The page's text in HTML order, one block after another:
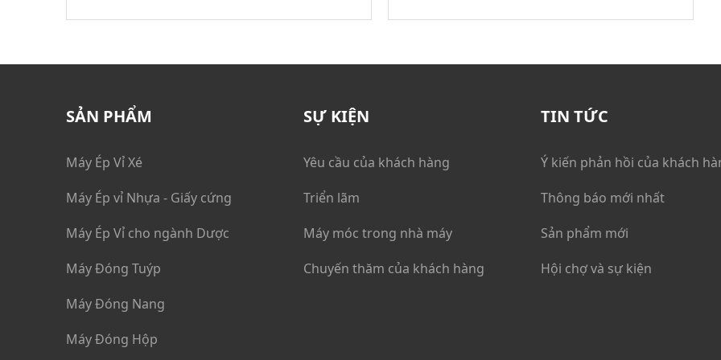
SẢN PHẨM
Máy Ép Vỉ Xé
Máy Ép vỉ Nhựa - Giấy cứng
Máy Ép Vỉ cho ngành Dược
Máy Đóng Tuýp
Máy Đóng Nang
Máy Đóng Hộp
SỰ KIỆN
Yêu cầu của khách hàng
Triển lãm
Máy móc trong nhà máy
Chuyến thăm của khách hàng
TIN TỨC
Ý kiến phản hồi của khách
Thông báo mới nhất
Sản phẩm mới
Hội chợ và sự kiện